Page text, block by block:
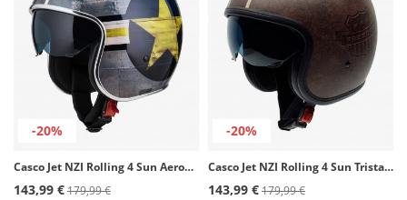
-20%
Casco Jet NZI Rolling 4 Sun Aeronáutica Azul
143,99 €179,99 €
-20%
Casco Jet NZI Rolling 4 Sun Tristar Mate
143,99 €179,99 €